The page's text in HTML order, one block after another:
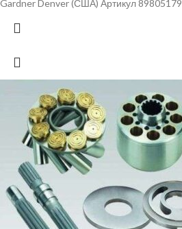
Gardner Denver (США) Артикул 89805179